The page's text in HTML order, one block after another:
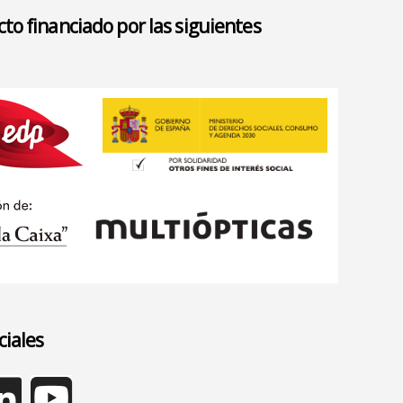
financiado por las siguientes